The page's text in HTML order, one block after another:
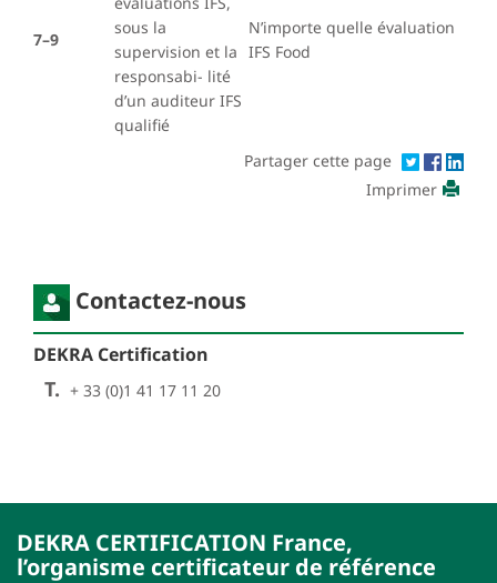
7–9
sous la
supervision et la
responsabi- lité
d’un auditeur IFS
qualifié
N’importe quelle évaluation
IFS Food
Partager cette page
Imprimer
Contactez-nous
DEKRA Certification
T. + 33 (0)1 41 17 11 20
DEKRA CERTIFICATION France,
l’organisme certificateur de référence